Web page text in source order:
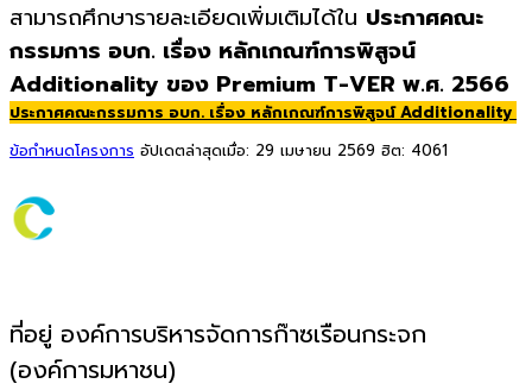
สามารถศึกษารายละเอียดเพิ่มเติมได้ใน ประกาศคณะ
กรรมการ อบก. เรื่อง หลักเกณฑ์การพิสูจน์
Additionality ของ Premium T-VER พ.ศ. 2566
ประกาศคณะกรรมการ อบก. เรื่อง หลักเกณฑ์การพิสูจน์ Additionality
ข้อกำหนดโครงการ อัปเดตล่าสุดเมื่อ: 29 เมษายน 2569 ฮิต: 4061
ที่อยู่ องค์การบริหารจัดการก๊าซเรือนกระจก
(องค์การมหาชน)